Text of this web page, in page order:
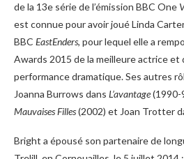
de la 13e série de l’émission BBC One
est connue pour avoir joué Linda
BBC EastEnders, pour lequel elle a
Awards 2015 de la meilleure actrice et
performance dramatique. Ses autres
Joanna Burrows dans L’avantage(1990-
Mauvaises Filles(2002) et Joan Trotter
Bright a épousé son partenaire de